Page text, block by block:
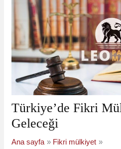
Türkiye’de Fikri
Geleceği
Ana sayfa
Fikri mülkiyet